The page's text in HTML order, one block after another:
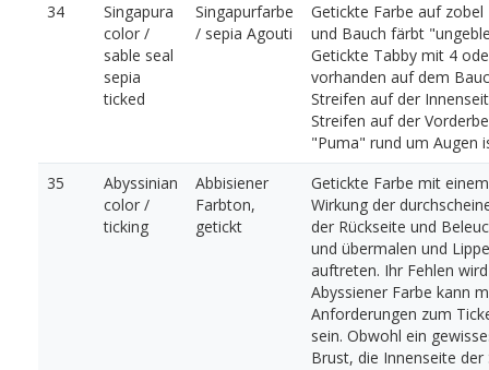
34
Singapura
color /
sable seal
sepia
ticked
Singapurfarbe
/ sepia Agouti
Getickte Farbe auf
und Bauch färbt
Getickte Tabby mit 4
vorhanden auf dem
Streifen auf der
Streifen auf der
"Puma" rund um Augen
35
Abyssinian
color /
ticking
Abbisiener
Farbton,
getickt
Getickte Farbe mit
Wirkung der
der Rückseite und
und übermalen und
auftreten. Ihr Fehlen
Abyssiener Farbe kann
Anforderungen zum
sein. Obwohl ein
Brust, die Innenseite